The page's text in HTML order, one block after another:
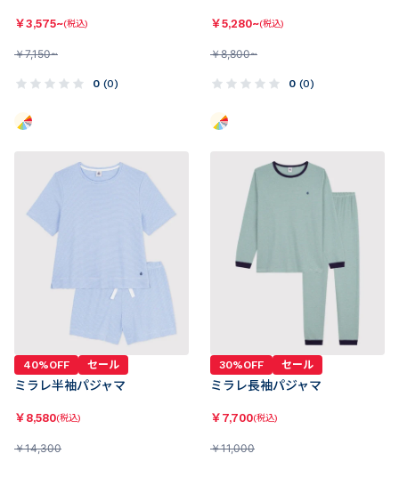
￥3,575~(税込)
￥7,150~
0 (0)
￥5,280~(税込)
￥8,800~
0 (0)
40%OFF セール
ミラレ半袖パジャマ
￥ 8,580(税込)
￥14,300
30%OFF セール
ミラレ長袖パジャマ
￥ 7,700(税込)
￥11,000